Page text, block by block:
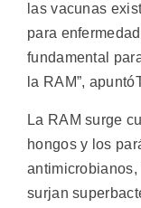
las vacunas
para
fundamental
la RAM”,
La RAM surge
hongos y los
antimicrobianos,
surjan